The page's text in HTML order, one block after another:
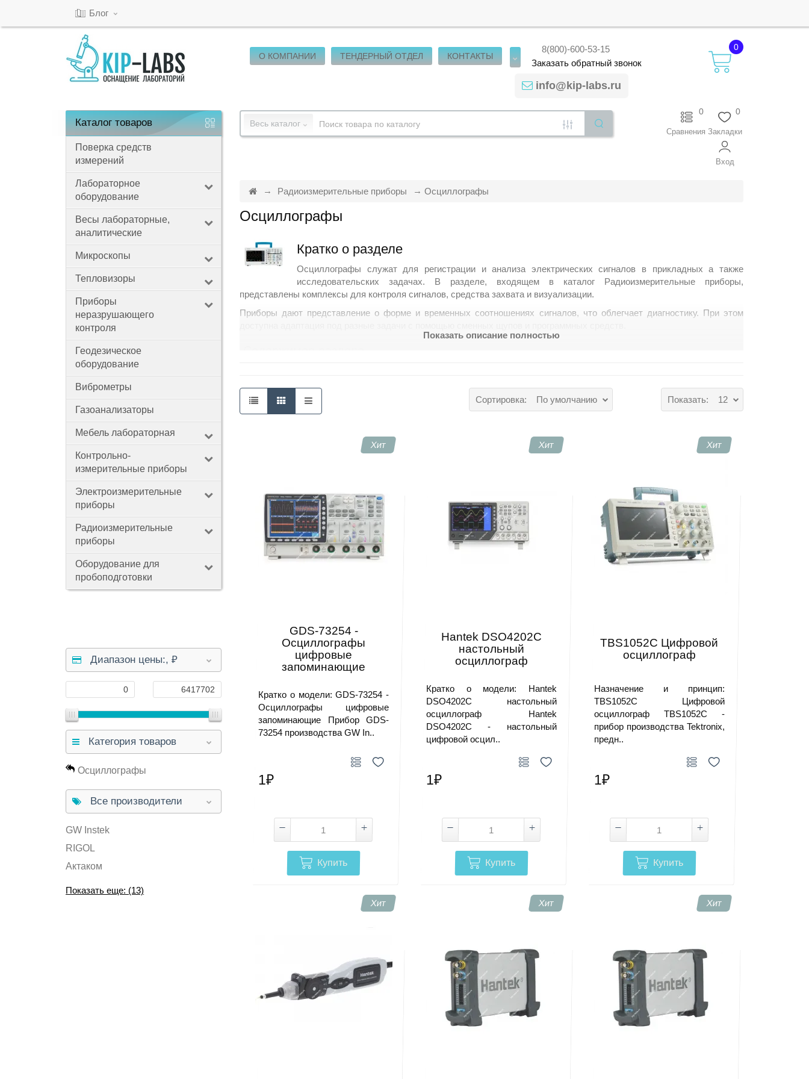
Блог
О КОМПАНИИ ТЕНДЕРНЫЙ ОТДЕЛ КОНТАКТЫ
8(800)-600-53-15
Заказатьобратныйзвонок
info@kip-labs.ru
0
Каталогтоваров
Поверка средств
измерений
Лабораторное
оборудование
Весы лабораторные,
аналитические
Микроскопы
Тепловизоры
Приборы
неразрушающего
контроля
Геодезическое
оборудование
Виброметры
Газоанализаторы
Мебель лабораторная
Контрольно-
измерительные приборы
Электроизмерительные
приборы
Радиоизмерительные
приборы
Оборудование для
пробоподготовки
Весь каталог
0
Закладки
0
Сравнения
Вход
Диапазон цены:,₽
Категория товаров
Осциллографы
Все производители
GW Instek
RIGOL
Актаком
Показать еще: (13)
Радиоизмерительные приборы Осциллографы
Осциллографы
Кратко о разделе
Осциллографы служат для регистрации и анализа электрических сигналов в прикладных а также
исследовательских задачах. В разделе, входящем в каталог Радиоизмерительные приборы,
представлены комплексы для контроля сигналов, средства захвата и визуализации.
Приборы дают представление о форме и временных соотношениях сигналов, что облегчает диагностику. При этом
Портативные приборы для полевых проверок и оперативного контроля на производстве.
Комплексы с генераторами и синхронизаторами для настройки и калибровки модулей.
В каталоге есть решения разных классов; для выбора и консультации свяжитесь, если нужно купить осциллографы.
Показать описание полностью
Показать: 12
Сортировка: По умолчанию
Хит
GDS-73254 -
Осциллографы
цифровые
запоминающие
Кратко о модели: GDS-73254 -
Осциллографы цифровые
запоминающие Прибор GDS-
73254 производства GW In..
1₽
Купить
Хит
Hantek DSO4202C
настольный
осциллограф
Кратко о модели: Hantek
DSO4202C настольный
осциллограф Hantek
DSO4202C - настольный
цифровой осцил..
1₽
Купить
Хит
TBS1052C Цифровой
осциллограф
Назначение и принцип:
TBS1052C Цифровой
осциллограф TBS1052C -
прибор производства Tektronix,
предн..
1₽
Купить
Хит Хит Хит